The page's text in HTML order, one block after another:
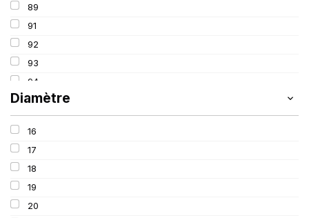
89
91
92
93
94
95
96
97
98
99
100
101
Diamètre
16
17
18
19
20